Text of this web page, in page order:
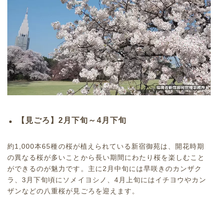
【見ごろ】2月下旬～4月下旬
約1,000本65種の桜が植えられている新宿御苑は、開花時期
の異なる桜が多いことから長い期間にわたり桜を楽しむこと
ができるのが魅力です。主に2月中旬には早咲きのカンザク
ラ、3月下旬頃にソメイヨシノ、4月上旬にはイチヨウやカン
ザンなどの八重桜が見ごろを迎えます。